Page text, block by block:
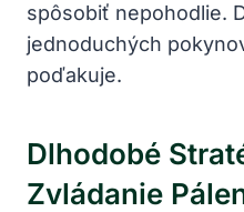
spôsobiť nepohodlie.
jednoduchých
poďakuje.
Dlhodobé
Zvládanie